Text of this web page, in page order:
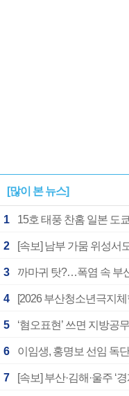
[많이 본 뉴스]
1 15호 태풍 찬홈 일본 도
2 [속보] 남부 가뭄 위성
3 까마귀 탓?…폭염 속 부
4
5 ‘혐오표현’ 쓰면 지방공
6 이임생, 홍명보 선임 독
7 [속보] 부산·김해·울주 ‘